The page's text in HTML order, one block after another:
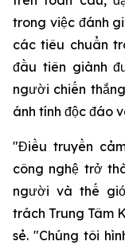
trong việc đánh
các tiêu chuẩn
đầu tiên giành
người chiến
ánh tính độc đáo
"Điều truyền
công nghệ trở
người và thế
trách Trung Tâm
sẻ. "Chúng tôi